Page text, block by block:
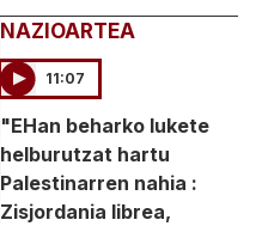
NAZIOARTEA
11:07
"EHan beharko lukete
helburutzat hartu
Palestinarren nahia :
Zisjordania librea,